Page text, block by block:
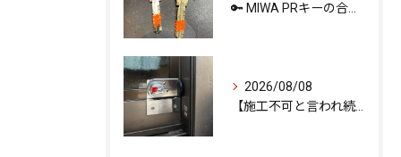
2026/08/08